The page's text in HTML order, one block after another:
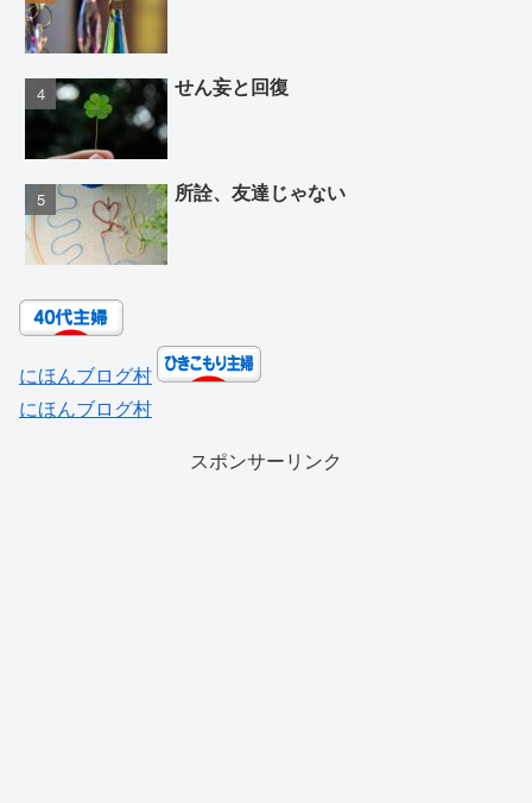
せん妄と回復
所詮、友達じゃない
にほんブログ村
にほんブログ村
スポンサーリンク